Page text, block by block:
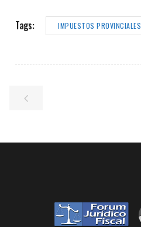
Tags: IMPUESTOS PROVINCIALES